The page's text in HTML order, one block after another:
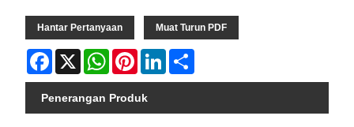
Hantar Pertanyaan Muat Turun PDF
Facebook
X WhatsAppPinterestLinkedIn
Penerangan Produk